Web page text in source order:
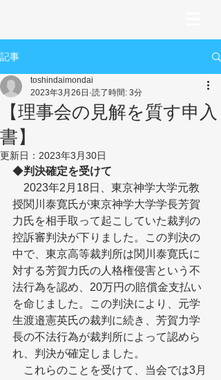
記事
【理事会の見解を質す申入
書】
toshindaimondai
2023年3月26日 読了時間: 3分
更新日： 2023年3月30日
◆判決確定を受けて
2023年2月18日、東京神学大学元教
授関川泰寛氏が東京神学大学学長芳賀
力氏を相手取って起こしていた裁判の
控訴審判決が下りました。この判決の
中で、東京高等裁判所は関川泰寛氏に
対する芳賀力氏の人格権侵害という不
法行為を認め、20万円の賠償金支払い
を命じました。この判決により、元学
生渡邉憲英氏の裁判に続き、芳賀力学
長の不法行為が裁判所によって認めら
れ、判決が確定しました。
これらのことを受けて、当会では3月